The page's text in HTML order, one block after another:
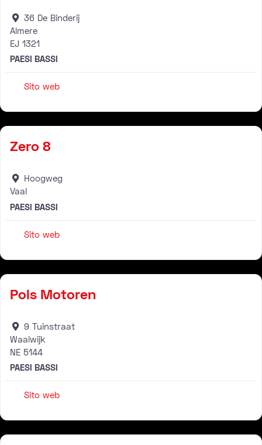
36 De Binderij
Almere
EJ 1321
PAESI BASSI
Sito web
Zero 8
Hoogweg
Vaal
PAESI BASSI
Sito web
Pols Motoren
9 Tuinstraat
Waalwijk
NE 5144
PAESI BASSI
Sito web